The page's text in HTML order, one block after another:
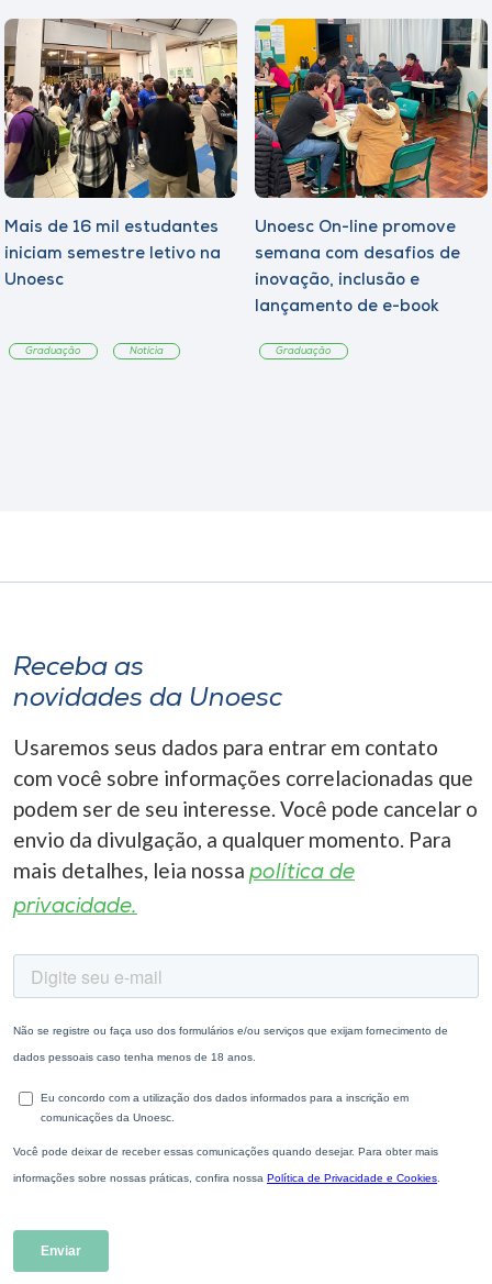
Mais de 16 mil estudantes
iniciam semestre letivo na
Unoesc
Graduação Notícia
Unoesc On-line promove
semana com desafios de
inovação, inclusão e
lançamento de e-book
Graduação
Receba as
novidades da Unoesc
Usaremos seus dados para entrar em contato
com você sobre informações correlacionadas que
podem ser de seu interesse. Você pode cancelar o
envio da divulgação, a qualquer momento. Para
mais detalhes, leia nossa política de
privacidade.